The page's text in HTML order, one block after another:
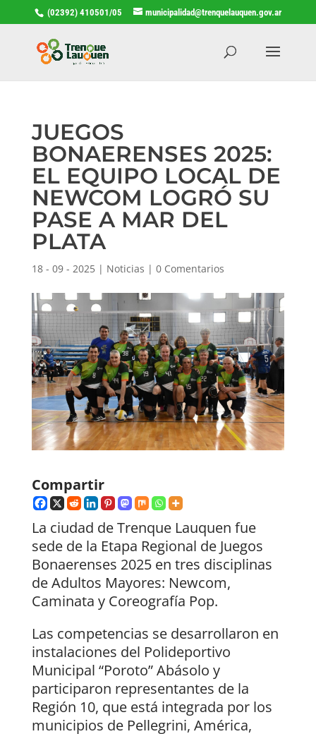
(02392) 410501/05 municipalidad@trenquelauquen.gov.ar
JUEGOS
BONAERENSES 2025:
EL EQUIPO LOCAL DE
NEWCOM LOGRÓ SU
PASE A MAR DEL
PLATA
18 - 09 - 2025| Noticias | 0 Comentarios
Compartir
La ciudad de Trenque Lauquen fue
sede de la Etapa Regional de Juegos
Bonaerenses 2025 en tres disciplinas
de Adultos Mayores: Newcom,
Caminata y Coreografía Pop.
Las competencias se desarrollaron en
instalaciones del Polideportivo
Municipal “Poroto” Abásolo y
participaron representantes de la
Región 10, que está integrada por los
municipios de Pellegrini, América,